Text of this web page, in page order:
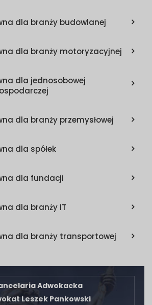
dla branży budowlanej
dla branży motoryzacyjnej
dla jednosobowej
dla branży przemysłowej
dla spółek
dla fundacji
dla branży IT
dla branży transportowej
Adwokacka
Leszek Pankowski